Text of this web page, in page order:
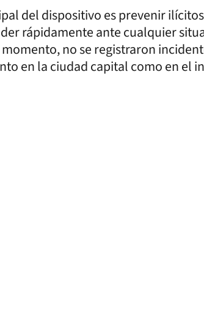
del dispositivo es prevenir
rápidamente ante cualquier
no se registraron
en la ciudad capital como en el